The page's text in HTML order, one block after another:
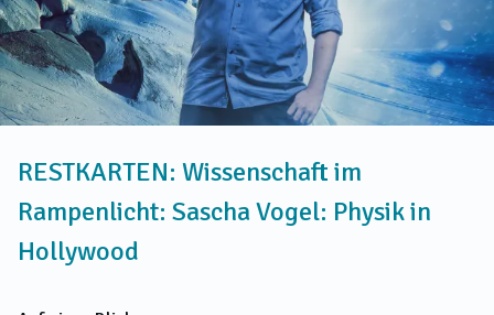
RESTKARTEN: Wissenschaft im
Rampenlicht: Sascha Vogel: Physik in
Hollywood